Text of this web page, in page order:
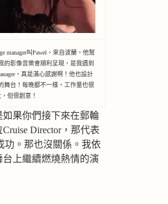
manager叫Pawel，來自波蘭。他幫
的影像音樂會順利呈現，是我遇到
，真是滿心感謝啊！他也設計
舞台！每晚都不一樣，工作量也很
但很創意！
果你們接下來在郵輪
Director，那代表
功。那也沒關係。我依
上繼續燃燒熱情的演